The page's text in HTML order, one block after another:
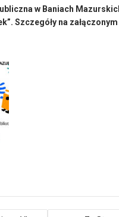
w Baniach
Szczegóły na